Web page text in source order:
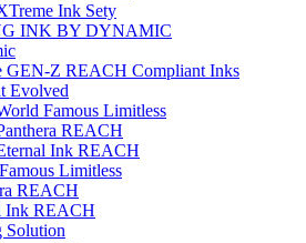
Ink Sety
INK BY DYNAMIC
GEN-Z REACH Compliant Inks
Evolved
Famous Limitless
REACH
Ink REACH
Limitless
REACH
Ink REACH
Solution